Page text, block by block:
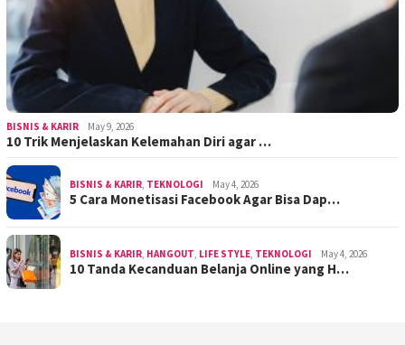
BISNIS & KARIR May 9, 2026
10 Trik Menjelaskan Kelemahan Diri agar …
BISNIS & KARIR, TEKNOLOGI May 4, 2026
5 Cara Monetisasi Facebook Agar Bisa Dap…
BISNIS & KARIR, HANGOUT, LIFE STYLE, TEKNOLOGI May 4, 2026
10 Tanda Kecanduan Belanja Online yang H…